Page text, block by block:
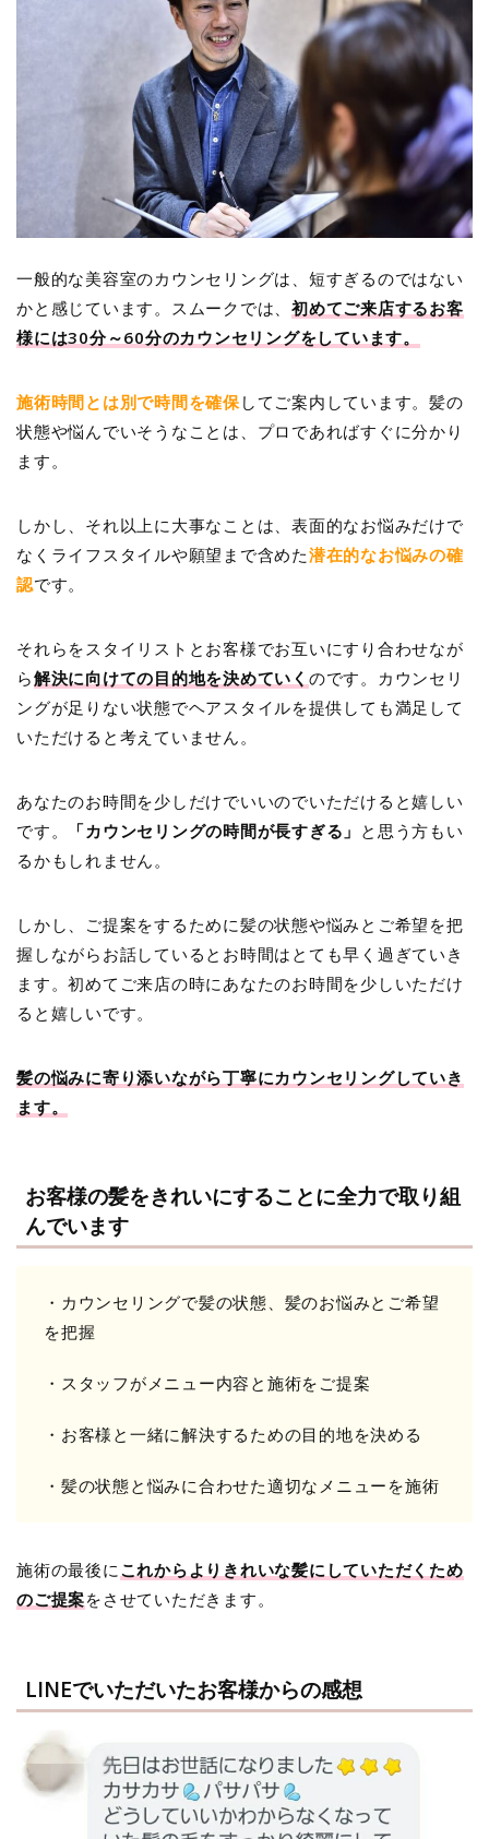
一般的な美容室のカウンセリングは、短すぎるのではない
かと感じています。スムークでは、初めてご来店するお客
様には30分～60分のカウンセリングをしています。
施術時間とは別で時間を確保 してご案内しています。髪の
状態や悩んでいそうなことは、プロであればすぐに分かり
ます。
しかし、それ以上に大事なことは、表面的なお悩みだけで
なくライフスタイルや願望まで含めた潜在的なお悩みの確
認です。
それらをスタイリストとお客様でお互いにすり合わせなが
ら解決に向けての目的地を決めていく のです。カウンセリ
ングが足りない状態でヘアスタイルを提供しても満足して
いただけると考えていません。
あなたのお時間を少しだけでいいのでいただけると嬉しい
です。
「カウンセリングの時間が長すぎる」 と思う方もい
るかもしれません。
しかし、ご提案をするために髪の状態や悩みとご希望を把
握しながらお話しているとお時間はとても早く過ぎていき
ます。初めてご来店の時にあなたのお時間を少しいただけ
ると嬉しいです。
髪の悩みに寄り添いながら丁寧にカウンセリングしていき
ます。
お客様の髪をきれいにすることに全力で取り組
んでいます
・カウンセリングで髪の状態、髪のお悩みとご希望
を把握
・スタッフがメニュー内容と施術をご提案
・お客様と一緒に解決するための目的地を決める
・髪の状態と悩みに合わせた適切なメニューを施術
施術の最後にこれからよりきれいな髪にしていただくため
のご提案をさせていただきます。
LINEでいただいたお客様からの感想